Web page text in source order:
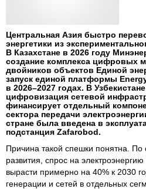
Центральная Азия быстро
энергетики из
В Казахстане в 2026 году
создание комплекса цифровых
двойников объектов Единой
запуск единой платформы
в 2026–2027 годах. В
цифровизация сетевой
финансирует отдельный
сектора передачи
стране была введена в
подстанция Zafarobod.
Причина такой спешки понятна. По
развития, спрос на
вырасти примерно на 40% к 2030
генерации и сетей в отдельных